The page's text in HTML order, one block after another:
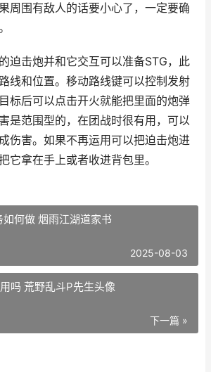
周围有敌人的话要小心了，一定要确
迫击炮并和它交互可以准备STG，此
线和位置。移动路线键可以控制发射
标后可以点击开火就能把里面的炮弹
是范围型的，在团战时很有用，可以
伤害。如果不再运用可以把迫击炮进
它拿在手上或者收进背包里。
何做 烟雨江湖道家书
2025-08-03
吗 荒野乱斗P先生头像
下一篇 »